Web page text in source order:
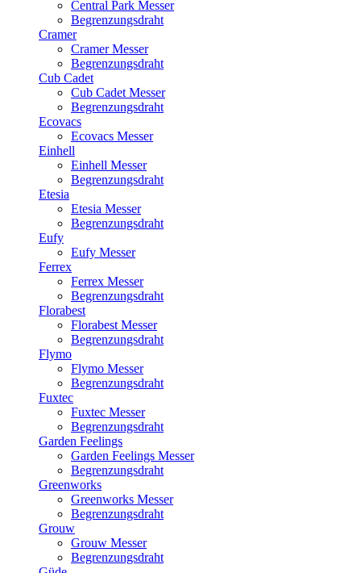
Central Park Messer
Begrenzungsdraht
Cramer
Cramer Messer
Begrenzungsdraht
Cub Cadet
Cub Cadet Messer
Begrenzungsdraht
Ecovacs
Ecovacs Messer
Einhell
Einhell Messer
Begrenzungsdraht
Etesia
Etesia Messer
Begrenzungsdraht
Eufy
Eufy Messer
Ferrex
Ferrex Messer
Begrenzungsdraht
Florabest
Florabest Messer
Begrenzungsdraht
Flymo
Flymo Messer
Begrenzungsdraht
Fuxtec
Fuxtec Messer
Begrenzungsdraht
Garden Feelings
Garden Feelings Messer
Begrenzungsdraht
Greenworks
Greenworks Messer
Begrenzungsdraht
Grouw
Grouw Messer
Begrenzungsdraht